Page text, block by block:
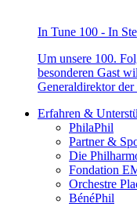
In Tune 100 - In
Um unsere 100.
besonderen Gast
Generaldirektor
Erfahren &
PhilaPhil
Partner &
Die
Fondation
Orchestre
BénéPhil